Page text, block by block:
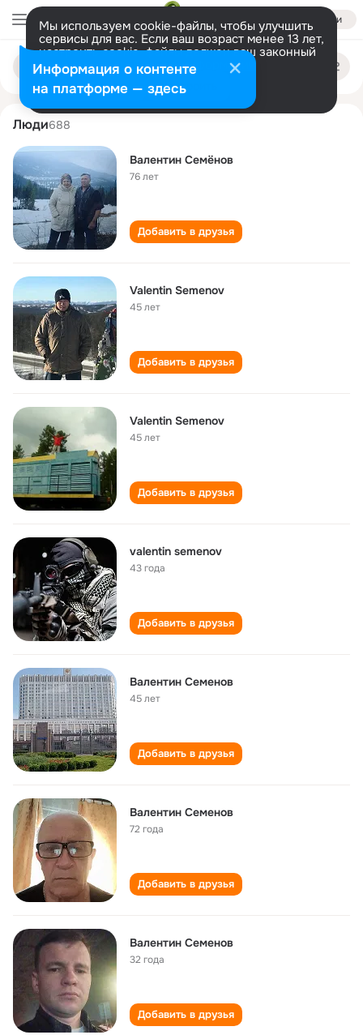
Войти
Мы используем cookie-файлы, чтобы улучшить
сервисы для вас. Если ваш возраст менее 13 лет,
настроить cookie-файлы должен ваш законный
представитель. Больше информации
Разрешить все Настроить
Поиск
людям
valentin semyonov
Люди688
Валентин Семёнов
76 лет
Добавить в друзья
Valentin Semenov
45 лет
Добавить в друзья
Valentin Semenov
45 лет
Добавить в друзья
valentin semenov
43 года
Добавить в друзья
Валентин Семенов
45 лет
Добавить в друзья
Валентин Семенов
72 года
Добавить в друзья
Валентин Семенов
32 года
Добавить в друзья
Информация о контенте
на платформе — здесь